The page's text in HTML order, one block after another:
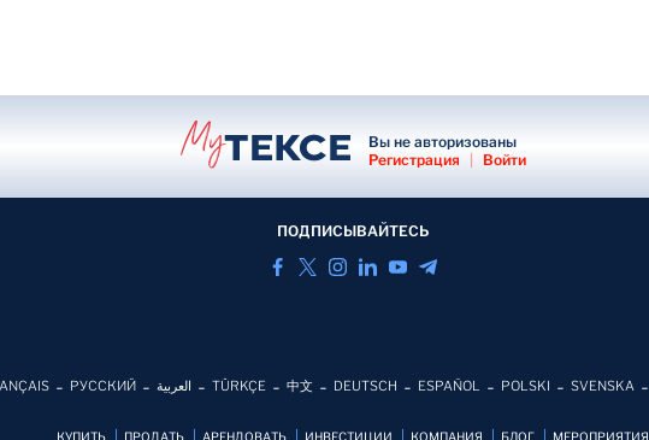
Вы не авторизованы
Регистрация
Войти
ПОДПИСЫВАЙТЕСЬ
РУССКИЙ العربية TÜRKÇE 中文 DEUTSCH ESPAÑOL POLSKI SVENSKA
КУПИТЬ ПРОДАТЬ АРЕНДОВАТЬ ИНВЕСТИЦИИ КОМПАНИЯ БЛОГ MЕРОПРИЯТИЯ